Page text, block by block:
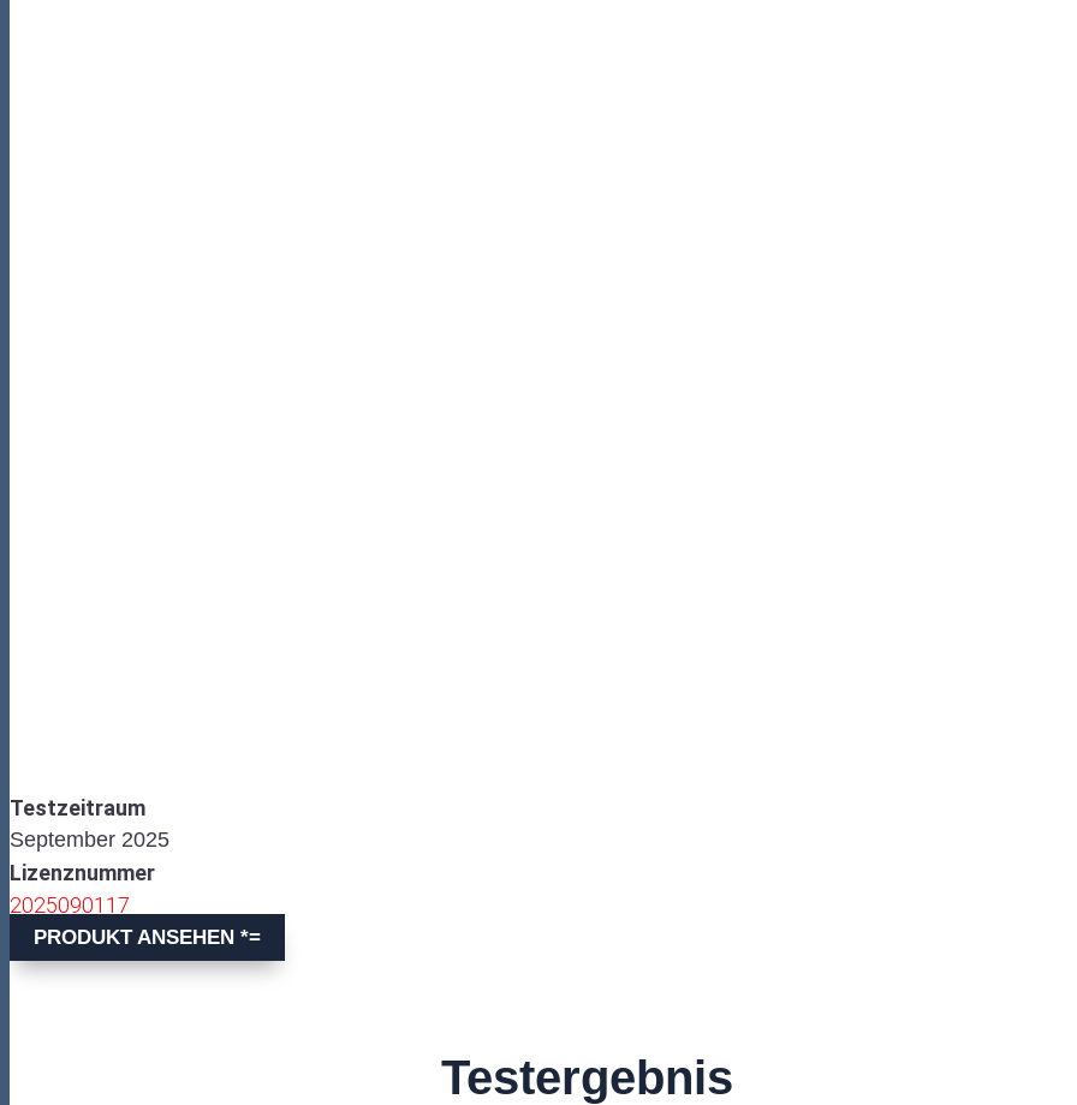
Testzeitraum
September 2025
Lizenznummer
2025090117
PRODUKT ANSEHEN *
Testergebnis